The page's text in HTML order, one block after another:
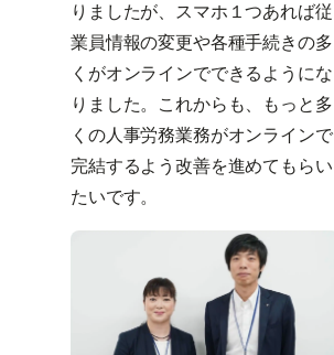
りましたが、スマホ１つあれば従
業員情報の変更や各種手続きの多
くがオンラインでできるようにな
りました。これからも、もっと多
くの人事労務業務がオンラインで
完結するよう改善を進めてもらい
たいです。